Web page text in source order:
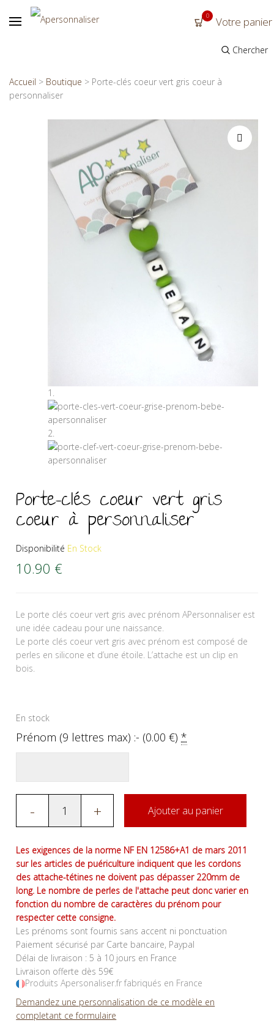
0 Votre panier
Chercher
Accueil > Boutique > Porte-clés coeur vert gris coeur à
personnaliser
Porte-clés coeur vert gris
coeur à personnaliser
Disponibilité En Stock
10.90 €
Le porte clés coeur vert gris avec prénom APersonnaliser est
une idée cadeau pour une naissance.
Le porte clés coeur vert gris avec prénom est composé de
perles en silicone et d’une étoile. L’attache est un clip en
bois.
En stock
Prénom (9 lettres max) :- (0.00€)*
- + Ajouter au panier
Les exigences de la norme NF EN 12586+A1 de mars 2011
sur les articles de puériculture indiquent que les cordons
des attache-tétines ne doivent pas dépasser 220mm de
long. Le nombre de perles de l'attache peut donc varier en
fonction du nombre de caractères du prénom pour
respecter cette consigne.
Les prénoms sont fournis sans accent ni ponctuation
Paiement sécurisé par Carte bancaire, Paypal
Délai de livraison : 5 à 10 jours en France
Livraison offerte dès 59€
Produits Apersonaliser.fr fabriqués en France
Demandez une personnalisation de ce modèle en
completant ce formulaire